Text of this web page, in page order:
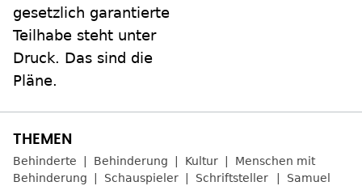
gesetzlich garantierte
Teilhabe steht unter
Druck. Das sind die
Pläne.
Behinderte Behinderung Kultur
Menschen mit
Behinderung
Schauspieler Schriftsteller
Samuel